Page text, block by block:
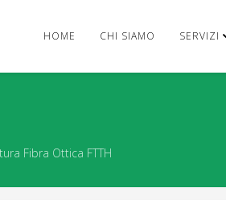
HOME CHI SIAMO SERVIZI
Fibra Ottica FTTH